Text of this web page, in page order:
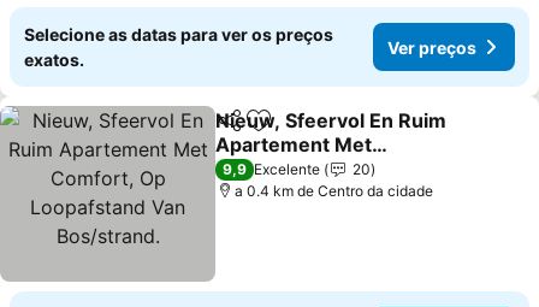
Selecione as datas para ver os preços
exatos.
Ver preços
PartilharAdicionar aos favoritos
Nieuw, Sfeervol En Ruim
Apartement Met
Comfort, Op Loopafstand
Van Bos/strand.
9,9 Excelente
20
a 0.4 km de Centro da cidade